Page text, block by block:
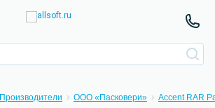
Производители ООО «Пасковери» Accent RAR